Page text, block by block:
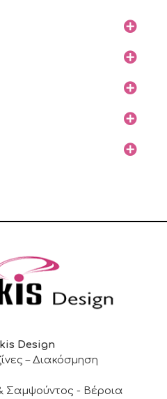
Design
– Διακόσμηση
Σαμψούντος - Βέροια